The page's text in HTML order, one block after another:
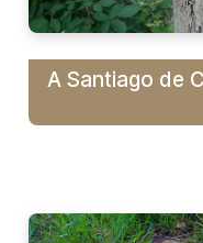
A Santiago de